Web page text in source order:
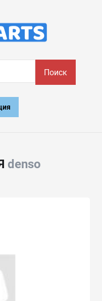
Поиск
denso